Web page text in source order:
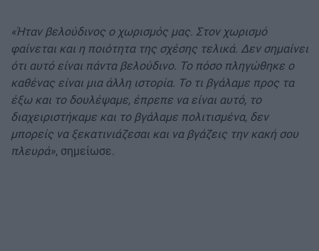
«Ήταν βελούδινος ο χωρισμός μας. Στον χωρισμό
φαίνεται και η ποιότητα της σχέσης τελικά. Δεν σημαίνει
ότι αυτό είναι πάντα βελούδινο. Το πόσο πληγώθηκε ο
καθένας είναι μια άλλη ιστορία. Το τι βγάλαμε προς τα
έξω και το δουλέψαμε, έπρεπε να είναι αυτό, το
διαχειριστήκαμε και το βγάλαμε πολιτισμένα, δεν
μπορείς να ξεκατινιάζεσαι και να βγάζεις την κακή σου
πλευρά», σημείωσε.